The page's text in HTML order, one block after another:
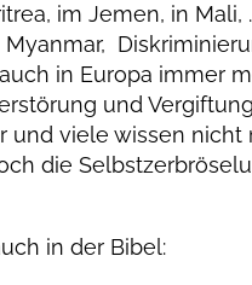
im Jemen, in
in Europa immer
und
viele wissen nicht
die
in der Bibel: